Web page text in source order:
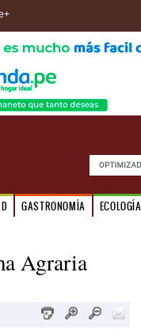
GASTRONOMÍA ECOLOGÍA
Agraria